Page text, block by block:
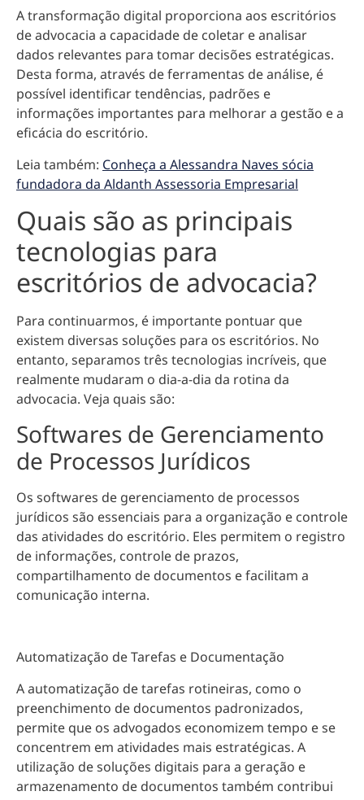
A transformação digital proporciona aos escritórios
de advocacia a capacidade de coletar e analisar
dados relevantes para tomar decisões estratégicas.
Desta forma, através de ferramentas de análise, é
possível identificar tendências, padrões e
informações importantes para melhorar a gestão e a
eficácia do escritório.
Leia também: Conheça a Alessandra Naves sócia
fundadora da Aldanth Assessoria Empresarial
Quais são as principais
tecnologias para
escritórios de advocacia?
Para continuarmos, é importante pontuar que
existem diversas soluções para os escritórios. No
entanto, separamos três tecnologias incríveis, que
realmente mudaram o dia-a-dia da rotina da
advocacia. Veja quais são:
Softwares de Gerenciamento
de Processos Jurídicos
Os softwares de gerenciamento de processos
jurídicos são essenciais para a organização e controle
das atividades do escritório. Eles permitem o registro
de informações, controle de prazos,
compartilhamento de documentos e facilitam a
comunicação interna.
Automatização de Tarefas e Documentação
A automatização de tarefas rotineiras, como o
preenchimento de documentos padronizados,
permite que os advogados economizem tempo e se
concentrem em atividades mais estratégicas. A
utilização de soluções digitais para a geração e
armazenamento de documentos também contribui